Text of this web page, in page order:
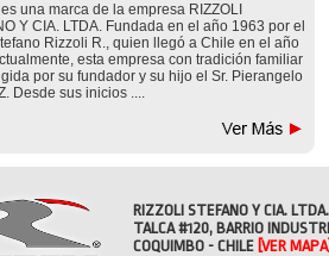
una marca de la empresa RIZZOLI
Y CIA. LTDA. Fundada en el año 1963 por el
Rizzoli R., quien llegó a Chile en el año
esta empresa con tradición familiar
por su fundador y su hijo el Sr. Pierangelo
Desde sus inicios ....
RIZZOLI STEFANO Y CIA. LTDA.
TALCA #120, BARRIO
COQUIMBO - CHILE [VER